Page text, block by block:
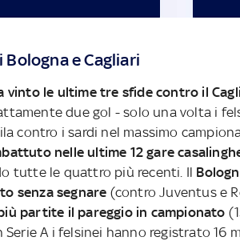
Bologna e Cagliari
vinto le ultime tre sfide contro il
due gol - solo una volta i
contro i sardi nel massimo
nelle ultime 12 gare
tutte le quattro più recenti. Il
senza segnare (contro Juventus e
partite il pareggio in campionato
Serie A i felsinei hanno registrato 16